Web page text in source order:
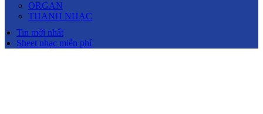
ORGAN
THANH NHẠC
Tin mới nhất
Sheet nhạc miễn phí